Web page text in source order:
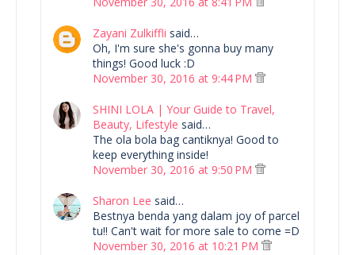
Zayani Zulkiffli said…
Oh, I'm sure she's gonna buy many
things! Good luck :D
November 30, 2016 at 9:44 PM
SHINI LOLA | Your Guide to Travel,
Beauty, Lifestyle said…
The ola bola bag cantiknya! Good to
keep everything inside!
November 30, 2016 at 9:50 PM
Sharon Lee said…
Bestnya benda yang dalam joy of parcel
tu!! Can't wait for more sale to come =D
November 30, 2016 at 10:21 PM